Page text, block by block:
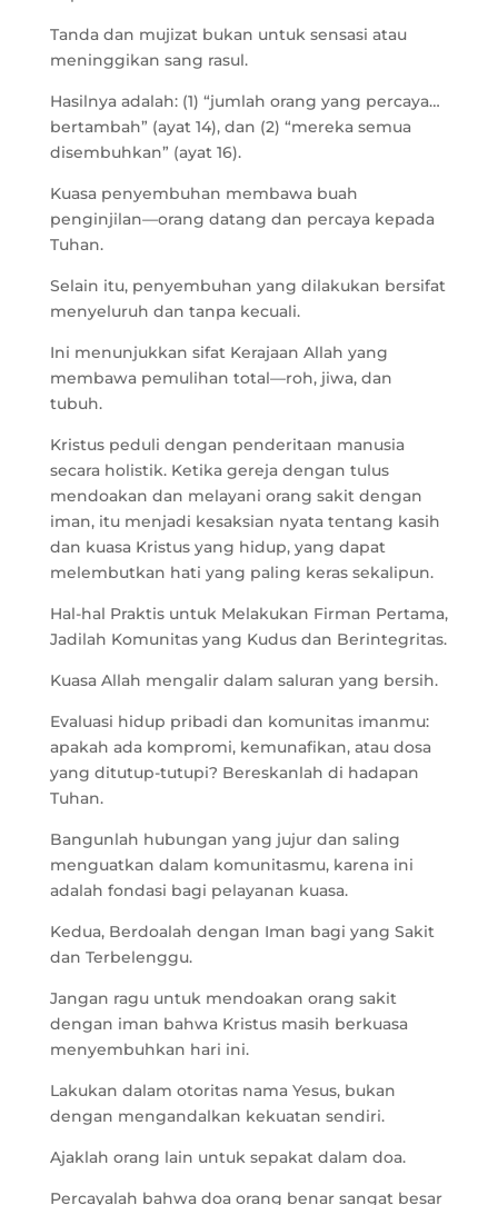
Tanda dan mujizat bukan untuk sensasi atau
meninggikan sang rasul.
Hasilnya adalah: (1) “jumlah orang yang percaya…
bertambah” (ayat 14), dan (2) “mereka semua
disembuhkan” (ayat 16).
Kuasa penyembuhan membawa buah
penginjilan—orang datang dan percaya kepada
Tuhan.
Selain itu, penyembuhan yang dilakukan bersifat
menyeluruh dan tanpa kecuali.
Ini menunjukkan sifat Kerajaan Allah yang
membawa pemulihan total—roh, jiwa, dan
tubuh.
Kristus peduli dengan penderitaan manusia
secara holistik. Ketika gereja dengan tulus
mendoakan dan melayani orang sakit dengan
iman, itu menjadi kesaksian nyata tentang kasih
dan kuasa Kristus yang hidup, yang dapat
melembutkan hati yang paling keras sekalipun.
Hal-hal Praktis untuk Melakukan Firman Pertama,
Jadilah Komunitas yang Kudus dan Berintegritas.
Kuasa Allah mengalir dalam saluran yang bersih.
Evaluasi hidup pribadi dan komunitas imanmu:
apakah ada kompromi, kemunafikan, atau dosa
yang ditutup-tutupi? Bereskanlah di hadapan
Tuhan.
Bangunlah hubungan yang jujur dan saling
menguatkan dalam komunitasmu, karena ini
adalah fondasi bagi pelayanan kuasa.
Kedua, Berdoalah dengan Iman bagi yang Sakit
dan Terbelenggu.
Jangan ragu untuk mendoakan orang sakit
dengan iman bahwa Kristus masih berkuasa
menyembuhkan hari ini.
Lakukan dalam otoritas nama Yesus, bukan
dengan mengandalkan kekuatan sendiri.
Ajaklah orang lain untuk sepakat dalam doa.
Percayalah bahwa doa orang benar sangat besar